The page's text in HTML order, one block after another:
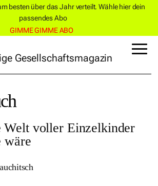
besten über das Jahr verteilt. Wähle hier dein
passendes Abo
GIMME GIMME ABO
Gesellschaftsmagazin
Welt voller Einzelkinder
wäre